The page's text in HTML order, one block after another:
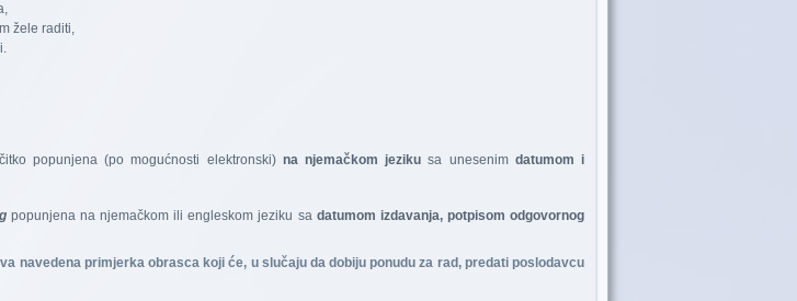
žele raditi,
popunjena (po mogućnosti elektronski) na njemačkom jeziku sa unesenim datumom i
popunjena na njemačkom ili engleskom jeziku sa datumom izdavanja, potpisom odgovornog
navedena primjerka obrasca koji će, u slučaju da dobiju ponudu za rad, predati poslodavcu